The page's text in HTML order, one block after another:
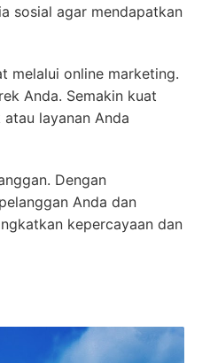
sosial agar mendapatkan
melalui online marketing.
Anda. Semakin kuat
layanan Anda
Dengan
Anda dan
kepercayaan dan